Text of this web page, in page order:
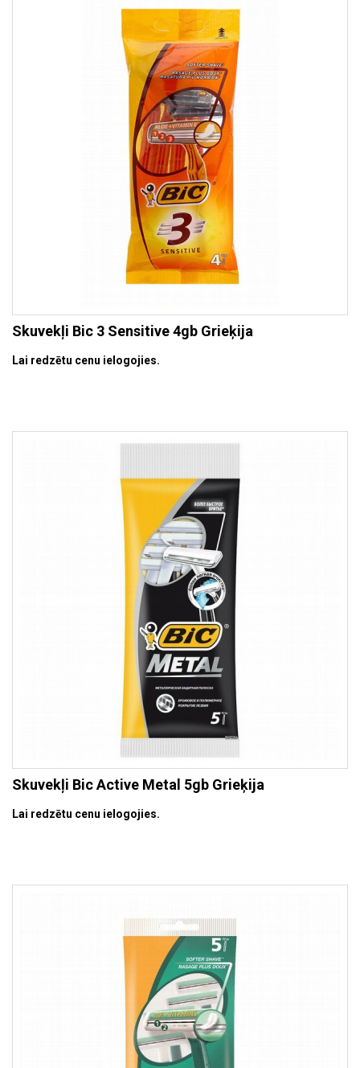
Skuvekļi Bic 3 Sensitive 4gb Grieķija
Lai redzētu cenu ielogojies.
Skuvekļi Bic Active Metal 5gb Grieķija
Lai redzētu cenu ielogojies.